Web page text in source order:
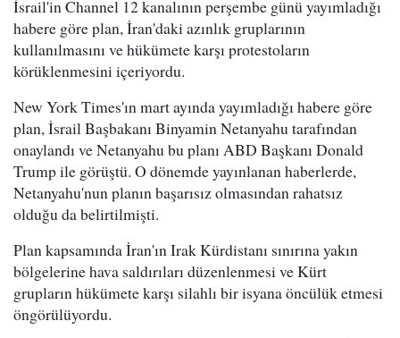
İsrail'in Channel 12 kanalının perşembe günü yayımladığı
habere göre plan, İran'daki azınlık gruplarının
kullanılmasını ve hükümete karşı protestoların
körüklenmesini içeriyordu.
New York Times'ın mart ayında yayımladığı habere göre
plan, İsrail Başbakanı Binyamin Netanyahu tarafından
onaylandı ve Netanyahu bu planı ABD Başkanı Donald
Trump ile görüştü. O dönemde yayınlanan haberlerde,
Netanyahu'nun planın başarısız olmasından rahatsız
olduğu da belirtilmişti.
Plan kapsamında İran'ın Irak Kürdistanı sınırına yakın
bölgelerine hava saldırıları düzenlenmesi ve Kürt
grupların hükümete karşı silahlı bir isyana öncülük etmesi
öngörülüyordu.